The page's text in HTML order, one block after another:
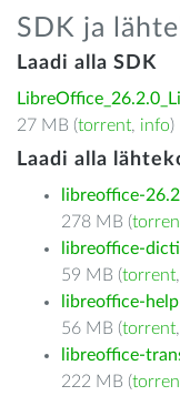
SDK ja
Laadi alla SDK
27 MB (torrent, info)
Laadi alla
libreoffice-
278 MB (
libreoffice-
59 MB (torrent,
libreoffice-
56 MB (torrent,
libreoffice-
222 MB (